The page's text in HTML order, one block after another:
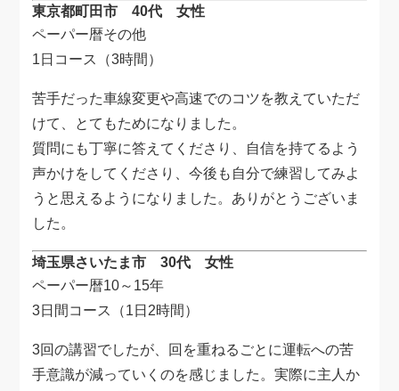
東京都町田市 40代 女性
ペーパー暦その他
1日コース（3時間）
苦手だった車線変更や高速でのコツを教えていただ
けて、とてもためになりました。
質問にも丁寧に答えてくださり、自信を持てるよう
声かけをしてくださり、今後も自分で練習してみよ
うと思えるようになりました。ありがとうございま
した。
埼玉県さいたま市 30代 女性
ペーパー暦10～15年
3日間コース（1日2時間）
3回の講習でしたが、回を重ねるごとに運転への苦
手意識が減っていくのを感じました。実際に主人か